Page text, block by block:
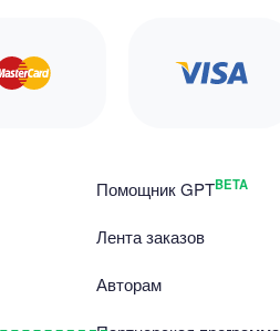
Помощник GPTBETA
Лента заказов
Авторам